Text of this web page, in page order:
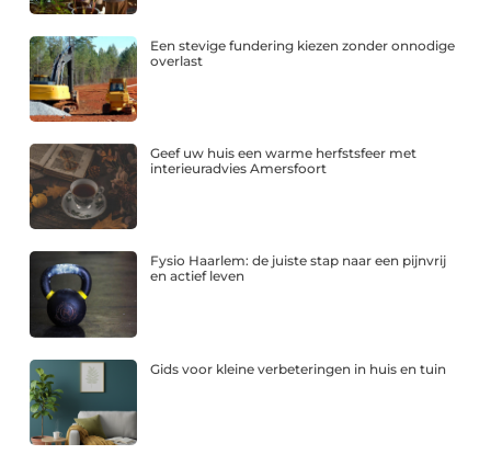
Een stevige fundering kiezen zonder onnodige
overlast
Geef uw huis een warme herfstsfeer met
interieuradvies Amersfoort
Fysio Haarlem: de juiste stap naar een pijnvrij
en actief leven
Gids voor kleine verbeteringen in huis en tuin